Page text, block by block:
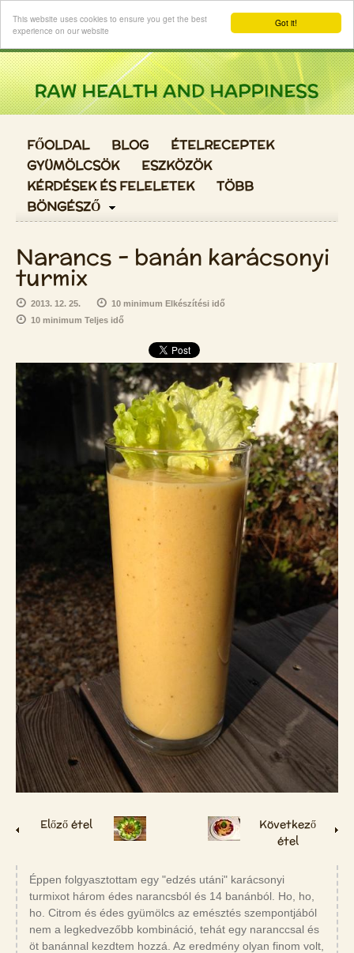
Got it!
This website uses cookies to ensure you get the best
experience on our website
Login
FŐOLDAL BLOG
ÉTELRECEPTEK
GYÜMÖLCSÖK
ESZKÖZÖK
KÉRDÉSEK ÉS FELELETEK
TÖBB
BÖNGÉSZŐ
Narancs - banán karácsonyi
turmix
2013. 12. 25.
10 minimum Elkészítési idő
10 minimum Teljes idő
Előző étel
Következő
étel
Éppen folgyasztottam egy "edzés utáni" karácsonyi
turmixot három édes narancsból és 14 banánból. Ho, ho,
ho. Citrom és édes gyümölcs az emésztés szempontjából
nem a legkedvezőbb kombináció, tehát egy naranccsal és
öt banánnal kezdtem hozzá. Az eredmény olyan finom volt,